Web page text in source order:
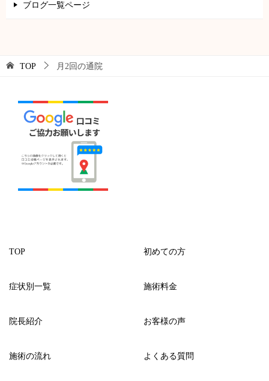
ブログ一覧ページ
TOP 月2回の通院
TOP 初めての方
症状別一覧 施術料金
院長紹介 お客様の声
施術の流れ よくある質問